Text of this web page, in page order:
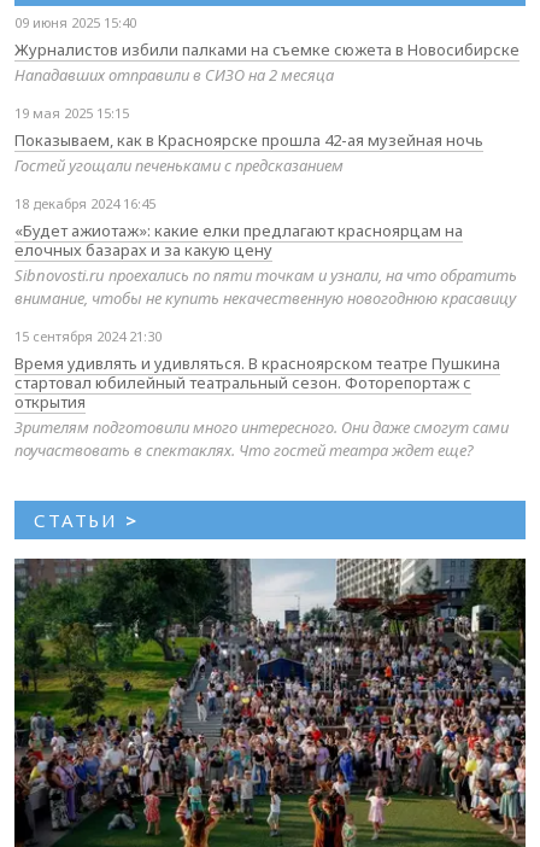
09 июня 2025 15:40
Журналистов избили палками на съемке сюжета в Новосибирске
Нападавших отправили в СИЗО на 2 месяца
19 мая 2025 15:15
Показываем, как в Красноярске прошла 42-ая музейная ночь
Гостей угощали печеньками с предсказанием
18 декабря 2024 16:45
«Будет ажиотаж»: какие елки предлагают красноярцам на
елочных базарах и за какую цену
Sibnovosti.ru проехались по пяти точкам и узнали, на что обратить
внимание, чтобы не купить некачественную новогоднюю красавицу
15 сентября 2024 21:30
Время удивлять и удивляться. В красноярском театре Пушкина
стартовал юбилейный театральный сезон. Фоторепортаж с
открытия
Зрителям подготовили много интересного. Они даже смогут сами
поучаствовать в спектаклях. Что гостей театра ждет еще?
СТАТЬИ >